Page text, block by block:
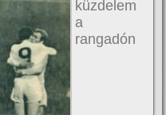
küzdelem
a
rangadón